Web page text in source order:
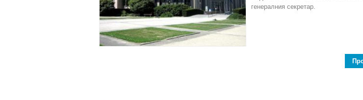
генералния секретар.